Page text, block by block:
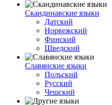
Скандинавские языки
Датский
Норвежский
Финский
Шведский
Славянские языки
Польский
Русский
Чешский